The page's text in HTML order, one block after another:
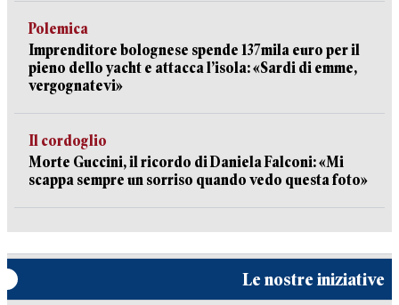
Polemica
Imprenditore bolognese spende 137mila euro per il
pieno dello yacht e attacca l’isola: «Sardi di emme,
vergognatevi»
Il cordoglio
Morte Guccini, il ricordo di Daniela Falconi: «Mi
scappa sempre un sorriso quando vedo questa foto»
Le nostre iniziative